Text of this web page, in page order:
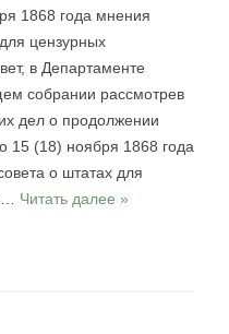
1868 года мнения
цензурных
в Департаменте
собрании рассмотрев
дел о продолжении
15 (18) ноября 1868 года
о штатах для
Читать далее »